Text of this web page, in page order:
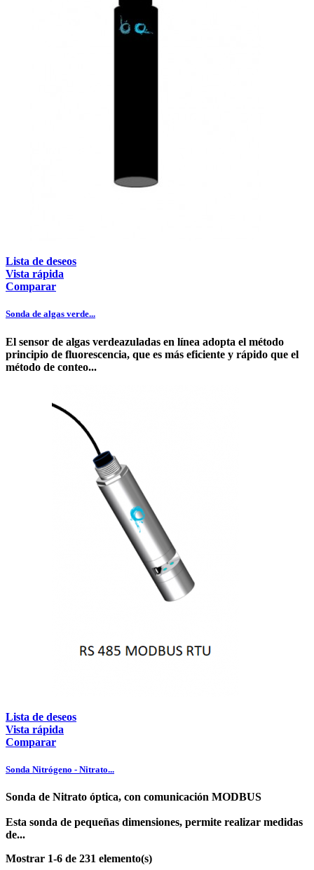
Lista de deseos
Vista rápida
Comparar
Sonda de algas verde...
El sensor de algas verdeazuladas en línea adopta el método
principio de fluorescencia, que es más eficiente y rápido que el
método de conteo...
Lista de deseos
Vista rápida
Comparar
Sonda Nitrógeno - Nitrato...
Sonda de Nitrato óptica, con comunicación MODBUS
Esta sonda de pequeñas dimensiones, permite realizar medidas
de...
Mostrar 1-6 de 231 elemento(s)